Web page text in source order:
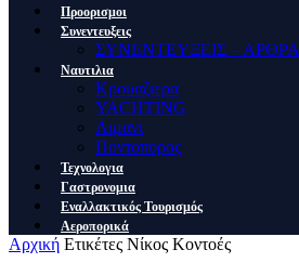
Προορισμοι
Συνεντευξεις
ΣΥΝΕΝΤΕΥΞΕΙΣ – ΑΡΘΡΑ
Ναυτιλια
Κρουαζιερα
YACHTING
Λιμανι
Ποντοπορος
Τεχνολογια
Γαστρονομια
Εναλλακτικός Τουρισμός
Αεροπορικά
Αρχική Ετικέτες Νίκος Κοντοές